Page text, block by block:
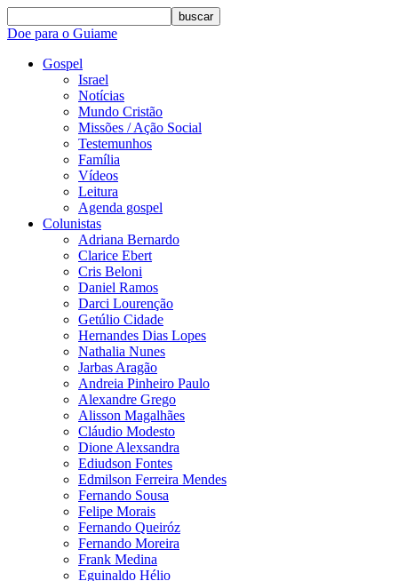
buscar
Doe para o Guiame
Gospel
Israel
Notícias
Mundo Cristão
Missões / Ação Social
Testemunhos
Família
Vídeos
Leitura
Agenda gospel
Colunistas
Adriana Bernardo
Clarice Ebert
Cris Beloni
Daniel Ramos
Darci Lourenção
Getúlio Cidade
Hernandes Dias Lopes
Nathalia Nunes
Jarbas Aragão
Andreia Pinheiro Paulo
Alexandre Grego
Alisson Magalhães
Cláudio Modesto
Dione Alexsandra
Ediudson Fontes
Edmilson Ferreira Mendes
Fernando Sousa
Felipe Morais
Fernando Queiróz
Fernando Moreira
Frank Medina
Eguinaldo Hélio